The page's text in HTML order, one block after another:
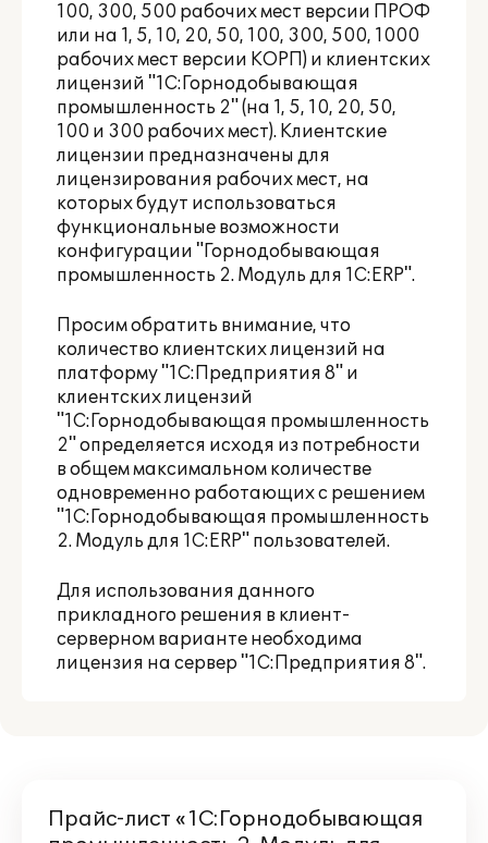
100, 300, 500 рабочих мест версии ПРОФ
или на 1, 5, 10, 20, 50, 100, 300, 500, 1000
рабочих мест версии КОРП) и клиентских
лицензий "1С:Горнодобывающая
промышленность 2" (на 1, 5, 10, 20, 50,
100 и 300 рабочих мест). Клиентские
лицензии предназначены для
лицензирования рабочих мест, на
которых будут использоваться
функциональные возможности
конфигурации "Горнодобывающая
промышленность 2. Модуль для 1С:ERP".
Просим обратить внимание, что
количество клиентских лицензий на
платформу "1С:Предприятия 8" и
клиентских лицензий
"1С:Горнодобывающая промышленность
2" определяется исходя из потребности
в общем максимальном количестве
одновременно работающих с решением
"1С:Горнодобывающая промышленность
2. Модуль для 1С:ERP" пользователей.
Для использования данного
прикладного решения в клиент-
серверном варианте необходима
лицензия на сервер "1С:Предприятия 8".
Прайс-лист «1С:Горнодобывающая